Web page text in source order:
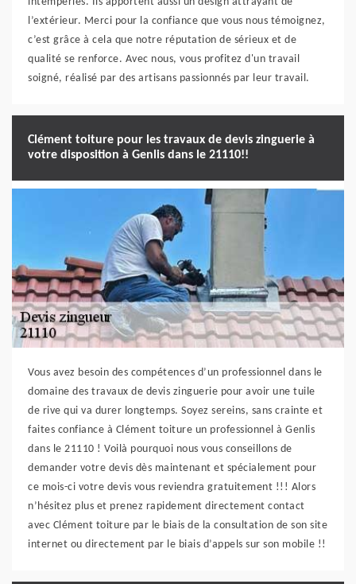
l’extérieur. Merci pour la confiance que vous nous témoignez,
c’est grâce à cela que notre réputation de sérieux et de
qualité se renforce. Avec nous, vous profitez d'un travail
soigné, réalisé par des artisans passionnés par leur travail.
Clément toiture pour les travaux de devis zinguerie à
votre disposition à Genlis dans le 21110!!
Vous avez besoin des compétences d’un professionnel dans le
domaine des travaux de devis zinguerie pour avoir une tuile
de rive qui va durer longtemps. Soyez sereins, sans crainte et
faites confiance à Clément toiture un professionnel à Genlis
dans le 21110 ! Voilà pourquoi nous vous conseillons de
demander votre devis dès maintenant et spécialement pour
ce mois-ci votre devis vous reviendra gratuitement !!! Alors
n’hésitez plus et prenez rapidement directement contact
avec Clément toiture par le biais de la consultation de son site
internet ou directement par le biais d’appels sur son mobile !!